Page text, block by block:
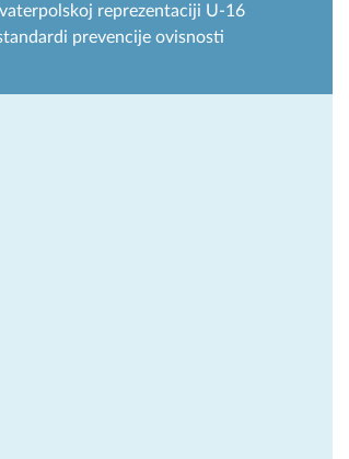
reprezentaciji U-16
prevencije ovisnosti